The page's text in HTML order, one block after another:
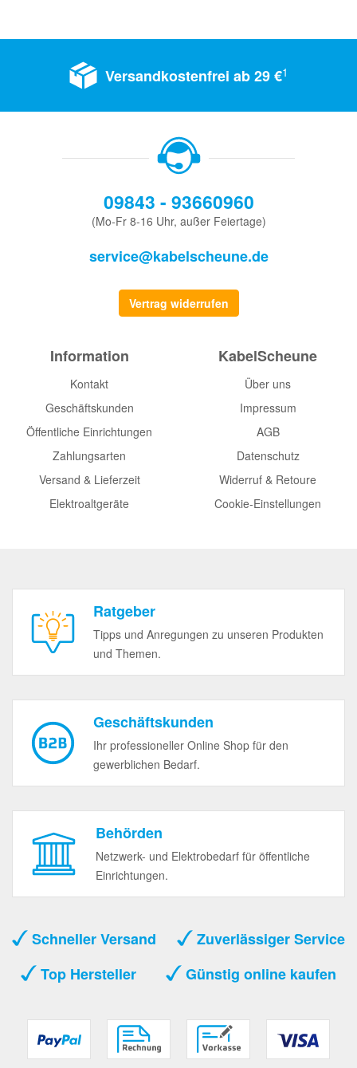
Versandkostenfrei ab 29 €1
09843 - 93660960
(Mo-Fr 8-16 Uhr, außer Feiertage)
service@kabelscheune.de
Vertrag widerrufen
Information
Kontakt
Geschäftskunden
Öffentliche Einrichtungen
Zahlungsarten
Versand & Lieferzeit
Elektroaltgeräte
KabelScheune
Über uns
Impressum
AGB
Datenschutz
Widerruf & Retoure
Cookie-Einstellungen
Ratgeber
Tipps und Anregungen zu unseren Produkten
und Themen.
Geschäftskunden
Ihr professioneller Online Shop für den
gewerblichen Bedarf.
Behörden
Netzwerk- und Elektrobedarf für öffentliche
Einrichtungen.
Schneller Versand
Zuverlässiger Service
Top Hersteller
Günstig online kaufen